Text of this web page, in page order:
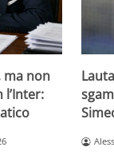
ma non